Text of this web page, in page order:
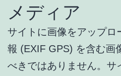
メディア
サイトに画像をアップロ
報 (EXIF GPS) を含む画
べきではありません。サ